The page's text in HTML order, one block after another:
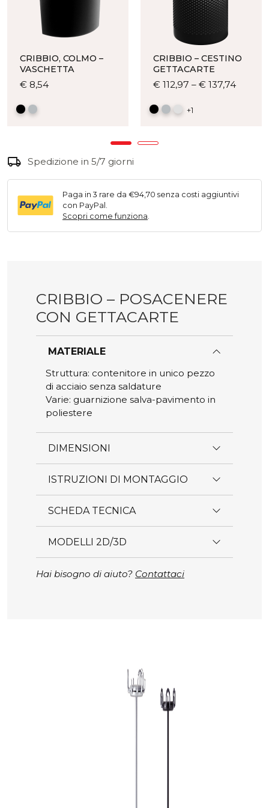
CRIBBIO – POSACENERE
CON GETTACARTE
MATERIALE
Struttura: contenitore in unico pezzo
di acciaio senza saldature
Varie: guarnizione salva-pavimento in
poliestere
DIMENSIONI
ISTRUZIONI DI MONTAGGIO
SCHEDA TECNICA
MODELLI 2D/3D
Hai bisogno di aiuto? Contattaci
CRIBBIO, COLMO –
VASCHETTA
€ 8,54Questo
opzioni
essere
scelte
nella
pagina
CRIBBIO – CESTINO
GETTACARTE
€ 112,97 –€ 137,74
+1
Questo
essere
pagina
local_shipping Spedizione in 5/7 giorni
Paga in 3 rare da €94,70 senza costi aggiuntivi
con PayPal.
Scopri come funziona